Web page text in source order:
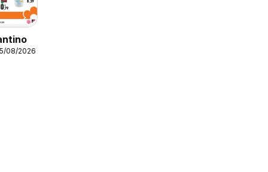
08/2026